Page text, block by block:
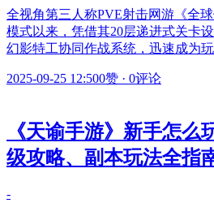
全视角第三人称PVE射击网游《全
模式以来，凭借其20层递进式关卡
幻影特工协同作战系统，迅速成为
2025-09-25 12:500赞 · 0评论
《天谕手游》新手怎么
级攻略、副本玩法全指
-